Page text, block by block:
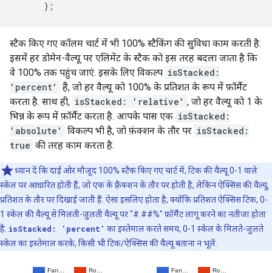
स्टैक किए गए कॉलम चार्ट में भी 100% स्टैकिंग की सुविधा काम करती है.
इसमें हर डोमेन-वैल्यू पर एलिमेंट के स्टैक को इस तरह बदला जाता है कि
वे 100% तक पहुंच जाएं. इसके लिए विकल्प isStacked:
'percent'
हैं, जो हर वैल्यू को 100% के प्रतिशत के रूप में फ़ॉर्मैट
करता है. साथ ही, isStacked: 'relative' , जो हर वैल्यू को 1 के
भिन्न के रूप में फ़ॉर्मैट करता है. आपके पास एक isStacked:
'absolute'
विकल्प भी है, जो फ़ंक्शन के तौर पर isStacked:
true की तरह काम करता है.
ध्यान दें कि दाईं ओर मौजूद 100% स्टैक किए गए चार्ट में, टिक की वैल्यू 0-1 वाले
स्केल पर आधारित होती हैं, जो एक के फ़्रैक्शन के तौर पर होती है, लेकिन ऐक्सिस की वैल्यू,
प्रतिशत के तौर पर दिखाई जाती हैं. ऐसा इसलिए होता है, क्योंकि प्रतिशत ऐक्सिस टिक, 0-
1 स्केल की वैल्यू से मिलती-जुलती वैल्यू पर "#.##%" फ़ॉर्मैट लागू करने का नतीजा होता
है. isStacked: 'percent' का इस्तेमाल करते समय, 0-1 स्केल के मिलते-जुलते
स्केल का इस्तेमाल करके, किसी भी टिक/ऐक्सिस की वैल्यू बताना न भूलें.